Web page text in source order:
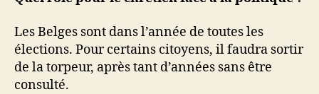
Les Belges sont dans l’année de toutes les
élections. Pour certains citoyens, il faudra sortir
de la torpeur, après tant d’années sans être
consulté.